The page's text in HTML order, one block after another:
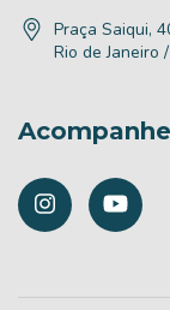
Praça Saiqui,
Rio de Janeiro /